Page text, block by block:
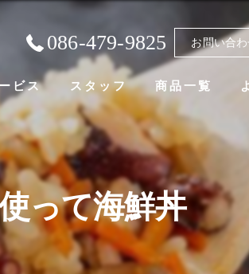
086-479-9825 お問い合
ビス スタッフ 商品一覧
って海鮮丼